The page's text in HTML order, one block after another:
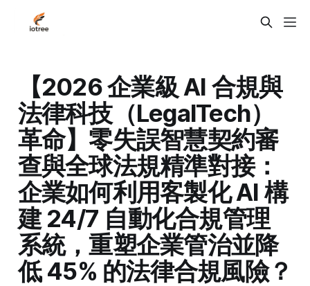
【2026 企業級 AI 合規與
法律科技（LegalTech）
革命】零失誤智慧契約審
查與全球法規精準對接：
企業如何利用客製化 AI 構
建 24/7 自動化合規管理
系統，重塑企業管治並降
低 45% 的法律合規風險？